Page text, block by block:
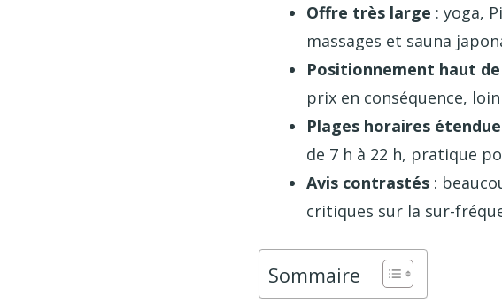
Offre très large : yoga,
massages et sauna
Positionnement haut
prix en conséquence,
Plages horaires
de 7 h à 22 h, pratique
Avis contrastés :
critiques sur la sur-
Sommaire